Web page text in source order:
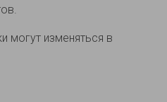
могут изменяться в